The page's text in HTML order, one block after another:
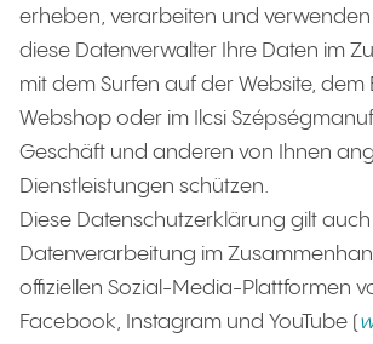
erheben, verarbeiten und
diese Datenverwalter Ihre Daten im
mit dem Surfen auf der Website, dem
Webshop oder im Ilcsi
Geschäft und anderen von Ihnen
Dienstleistungen schützen.
Diese Datenschutzerklärung gilt
Datenverarbeitung im
offiziellen Sozial-Media-Plattformen
Facebook, Instagram und YouTube (